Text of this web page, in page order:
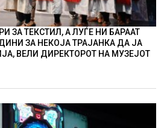
ЗА ТЕКСТИЛ, А ЛУЃЕ НИ БАРААТ
ЗА НЕКОЈА ТРАЈАНКА ДА ЈА
ВЕЛИ ДИРЕКТОРОТ НА МУЗЕЈОТ